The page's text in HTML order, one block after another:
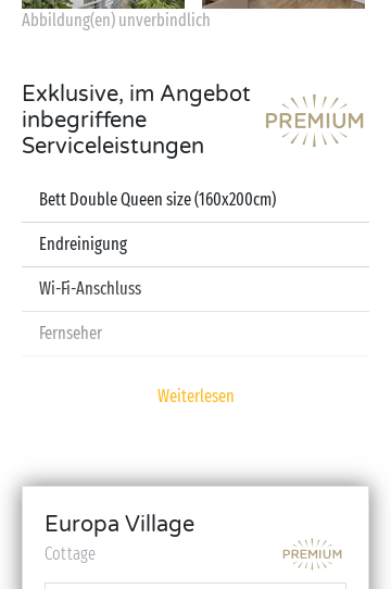
Abbildung(en) unverbindlich
Exklusive, im Angebot
inbegriffene
Serviceleistungen
Bett Double Queen size (160x200cm)
Endreinigung
Wi-Fi-Anschluss
Fernseher
Babyset (Kinderbett, Hochstuhl, Badewanne – auf
Reservierung)
Weiterlesen
Europa Village
Cottage